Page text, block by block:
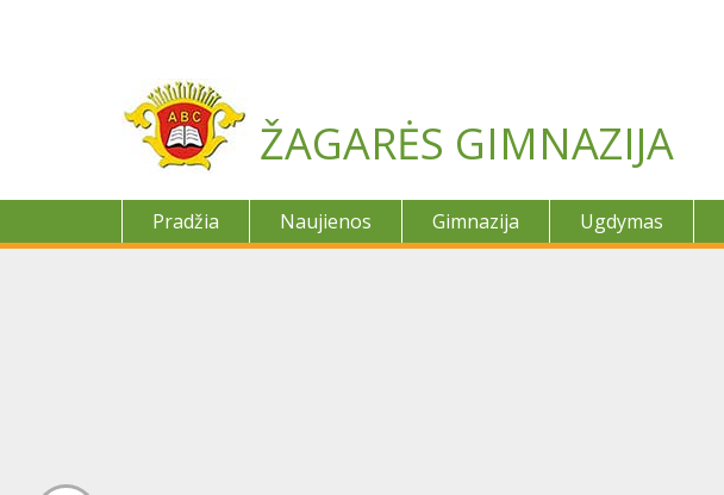
ŽAGARĖS GIMNAZIJA
Pradžia Naujienos Gimnazija Ugdymas